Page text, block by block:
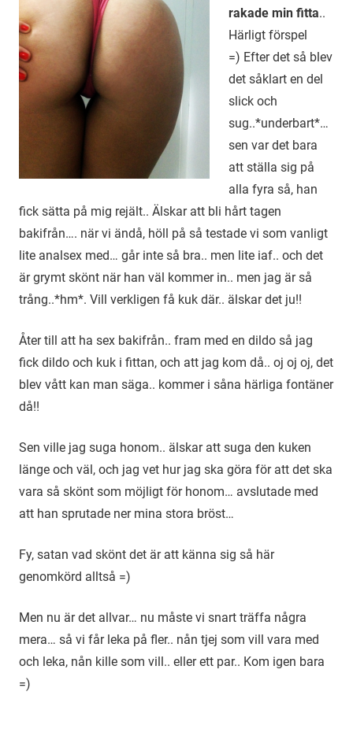
rakade min fitta..
Härligt förspel
=) Efter det så blev
det såklart en del
slick och
sug..*underbart*…
sen var det bara
att ställa sig på
alla fyra så, han
fick sätta på mig rejält.. Älskar att bli hårt tagen
bakifrån…. när vi ändå, höll på så testade vi som vanligt
lite analsex med… går inte så bra.. men lite iaf.. och det
är grymt skönt när han väl kommer in.. men jag är så
trång..*hm*. Vill verkligen få kuk där.. älskar det ju!!
Åter till att ha sex bakifrån.. fram med en dildo så jag
fick dildo och kuk i fittan, och att jag kom då.. oj oj oj, det
blev vått kan man säga.. kommer i såna härliga fontäner
då!!
Sen ville jag suga honom.. älskar att suga den kuken
länge och väl, och jag vet hur jag ska göra för att det ska
vara så skönt som möjligt för honom… avslutade med
att han sprutade ner mina stora bröst…
Fy, satan vad skönt det är att känna sig så här
genomkörd alltså =)
Men nu är det allvar… nu måste vi snart träffa några
mera… så vi får leka på fler.. nån tjej som vill vara med
och leka, nån kille som vill.. eller ett par.. Kom igen bara
=)